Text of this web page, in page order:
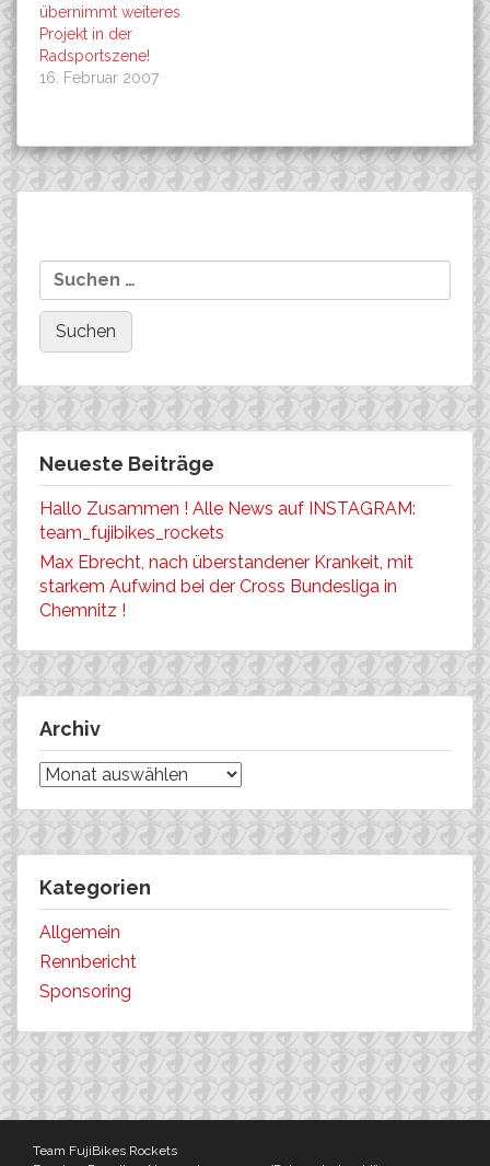
übernimmt weiteres
Projekt in der
Radsportszene!
16. Februar 2007
Neueste Beiträge
Hallo Zusammen ! Alle News auf INSTAGRAM:
team_fujibikes_rockets
Max Ebrecht, nach überstandener Krankeit, mit
starkem Aufwind bei der Cross Bundesliga in
Chemnitz !
Archiv
Archiv
Kategorien
Allgemein
Rennbericht
Sponsoring
Team FujiBikes Rockets